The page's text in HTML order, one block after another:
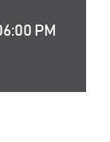
PM